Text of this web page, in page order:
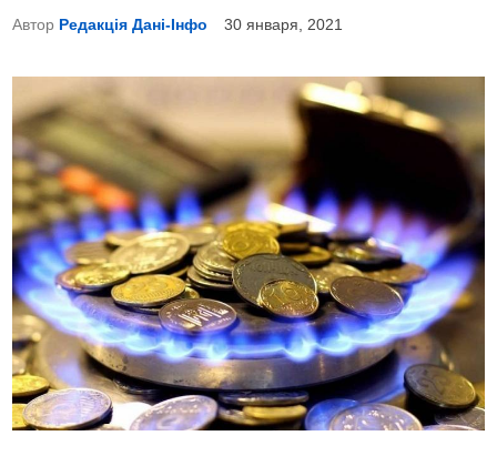
о
а
н
о
в
Автор Редакція Дані-Інфо 30 января, 2021